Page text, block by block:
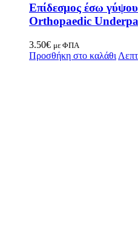
Επίδεσμος έσω
Orthopaedic
3.50€ με ΦΠΑ
Προσθήκη στο καλάθι